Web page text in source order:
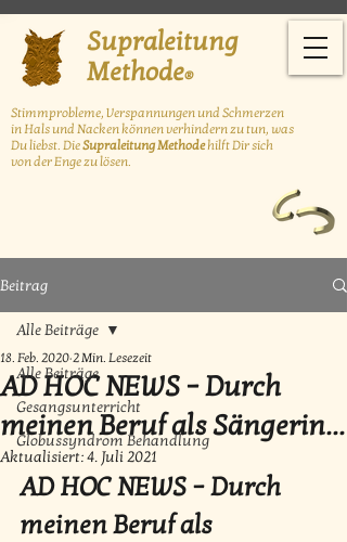
Stimmprobleme, Verspannungen und Schmerzen
in Hals und Nacken könnenverhindern zu tun, was
Du liebst. DieSupraleitung Methodehilft Dir sich
von der Enge zu lösen.
Supraleitung
Methode®
Beitrag
Alle Beiträge
Gesangsunterricht
Globussyndrom Behandlung
Alle Beiträge
AD HOC NEWS – Durch
meinen Beruf als Sängerin...
18. Feb. 2020 2 Min. Lesezeit
Aktualisiert:4. Juli 2021
AD HOC NEWS – Durch
meinen Beruf als